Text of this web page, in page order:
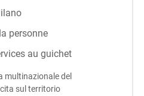
personne
au guichet
multinazionale del
sul territorio